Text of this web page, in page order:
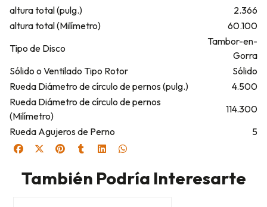
altura total (pulg.)
2.366
altura total (Milímetro)
60.100
Tipo de Disco
Tambor-en-
Gorra
Sólido o Ventilado Tipo Rotor
Sólido
Rueda Diámetro de círculo de pernos (pulg.)
4.500
Rueda Diámetro de círculo de pernos
(Milímetro)
114.300
Rueda Agujeros de Perno
5
También Podría Interesarte